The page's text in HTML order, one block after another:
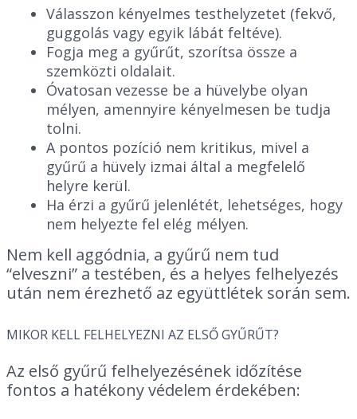
Válasszon kényelmes testhelyzetet (fekvő,
guggolás vagy egyik lábát feltéve).
Fogja meg a gyűrűt, szorítsa össze a
szemközti oldalait.
Óvatosan vezesse be a hüvelybe olyan
mélyen, amennyire kényelmesen be tudja
tolni.
A pontos pozíció nem kritikus, mivel a
gyűrű a hüvely izmai által a megfelelő
helyre kerül.
Ha érzi a gyűrű jelenlétét, lehetséges, hogy
nem helyezte fel elég mélyen.
Nem kell aggódnia, a gyűrű nem tud
“elveszni” a testében, és a helyes felhelyezés
után nem érezhető az együttlétek során sem.
MIKOR KELL FELHELYEZNI AZ ELSŐ GYŰRŰT?
Az első gyűrű felhelyezésének időzítése
fontos a hatékony védelem érdekében: